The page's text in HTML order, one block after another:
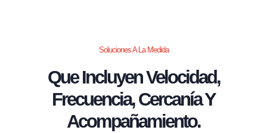
Soluciones A La Medida
Que Incluyen Velocidad,
Frecuencia, Cercanía Y
Acompañamiento.